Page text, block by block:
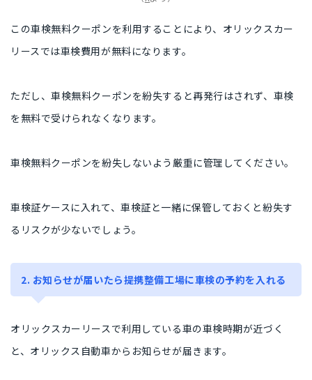
この車検無料クーポンを利用することにより、オリックスカー
リースでは車検費用が無料になります。
ただし、車検無料クーポンを紛失すると再発行はされず、車検
を無料で受けられなくなります。
車検無料クーポンを紛失しないよう厳重に管理してください。
車検証ケースに入れて、車検証と一緒に保管しておくと紛失す
るリスクが少ないでしょう。
2. お知らせが届いたら提携整備工場に車検の予約を入れる
オリックスカーリースで利用している車の車検時期が近づく
と、オリックス自動車からお知らせが届きます。